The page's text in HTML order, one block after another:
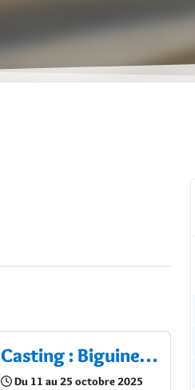
Casting : Biguine Chantée
Du 11 au 25 octobre 2025